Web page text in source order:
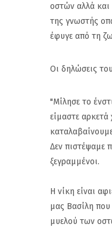
οστών αλλά
της γνωστής
έφυγε από τη
Οι δηλώσεις
"Μίλησε το
είμαστε αρκετά
Δεν πιστέψαμε
ξεγραμμένοι.
Η νίκη είναι
μας Βασίλη
μυελού των